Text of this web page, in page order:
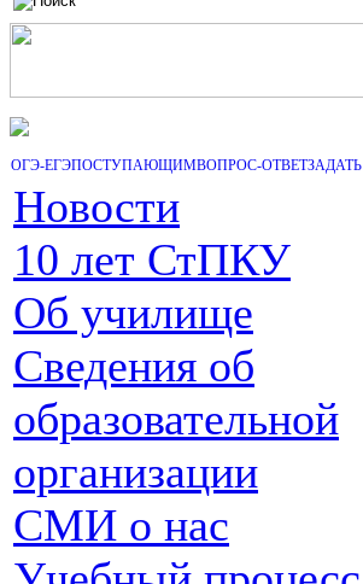
ОГЭ-ЕГЭПОСТУПАЮЩИМВОПРОС-ОТВЕТ
Новости
10 лет СтПКУ
Об училище
Сведения об
образовательной
организации
СМИ о нас